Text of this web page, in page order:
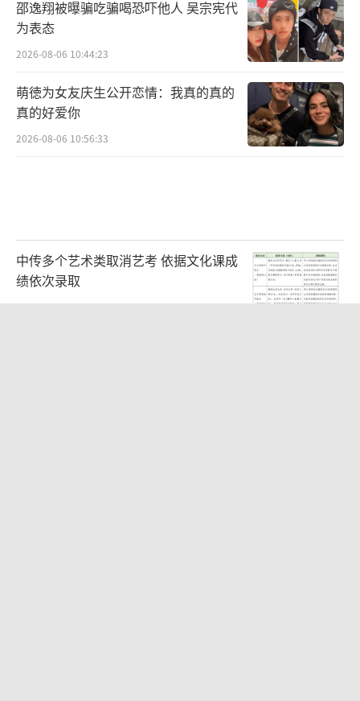
邵逸翔被曝骗吃骗喝恐吓他人 吴宗宪代
为表态
2026-08-06 10:44:23
萌徳为女友庆生公开恋情：我真的真的
真的好爱你
2026-08-06 10:56:33
中传多个艺术类取消艺考 依据文化课成
绩依次录取
2026-08-06 10:42:35